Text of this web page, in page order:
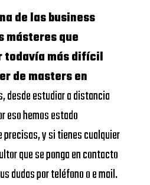
de las business
másteres que
todavía más difícil
de masters en
desde estudiar a distancia
eso hemos estado
precisas, y si tienes cualquier
que se ponga en contacto
dudas por teléfono o e mail.